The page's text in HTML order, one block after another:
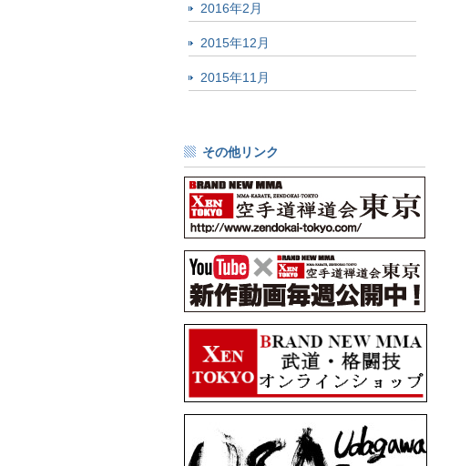
2016年2月
2015年12月
2015年11月
その他リンク